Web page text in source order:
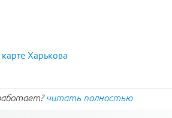
Харькова
читать полностью